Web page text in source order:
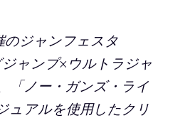
のジャンフェスタ
ャンプ×ウルトラジャ
「ノー・ガンズ・ライ
ュアルを使用したクリ